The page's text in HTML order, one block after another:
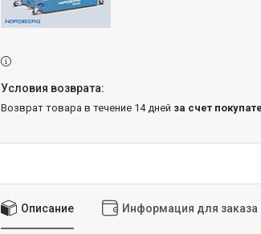
возврат товара в течение 14 дней за счет
Описание Информация для заказа